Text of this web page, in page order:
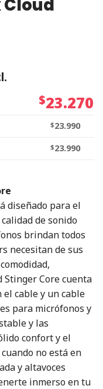
$23.270
$23.990
$23.990
diseñado para el
de sonido
brindan todos
necesitan de sus
Stinger Core cuenta
el cable y un cable
para micrófonos y
y las
confort y el
no está en
y altavoces
inmerso en tu